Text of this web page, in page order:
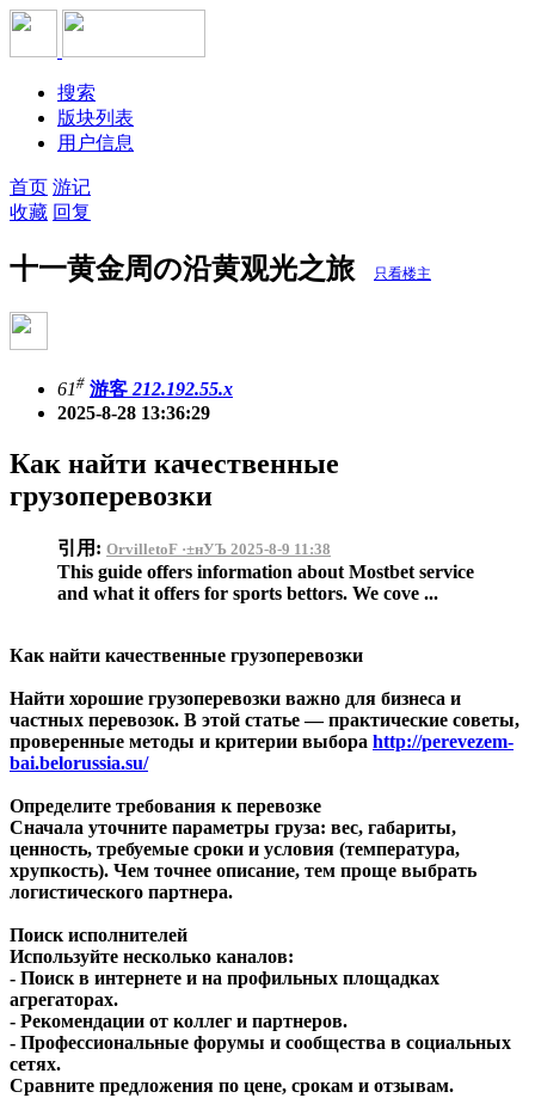
搜索
版块列表
用户信息
首页 游记
收藏 回复
十一黄金周の沿黄观光之旅 只看楼主
61# 游客 212.192.55.x
2025-8-28 13:36:29
Как найти качественные
грузоперевозки
引用: OrvilletoF ·±нУЪ 2025-8-9 11:38
This guide offers information about Mostbet service
and what it offers for sports bettors. We cove ...
Как найти качественные грузоперевозки
Найти хорошие грузоперевозки важно для бизнеса и
частных перевозок. В этой статье — практические советы,
проверенные методы и критерии выбора http://perevezem-
bai.belorussia.su/
Определите требования к перевозке
Сначала уточните параметры груза: вес, габариты,
ценность, требуемые сроки и условия (температура,
хрупкость). Чем точнее описание, тем проще выбрать
логистического партнера.
Поиск исполнителей
Используйте несколько каналов:
- Поиск в интернете и на профильных площадках
агрегаторах.
- Рекомендации от коллег и партнеров.
- Профессиональные форумы и сообщества в социальных
сетях.
Сравните предложения по цене, срокам и отзывам.